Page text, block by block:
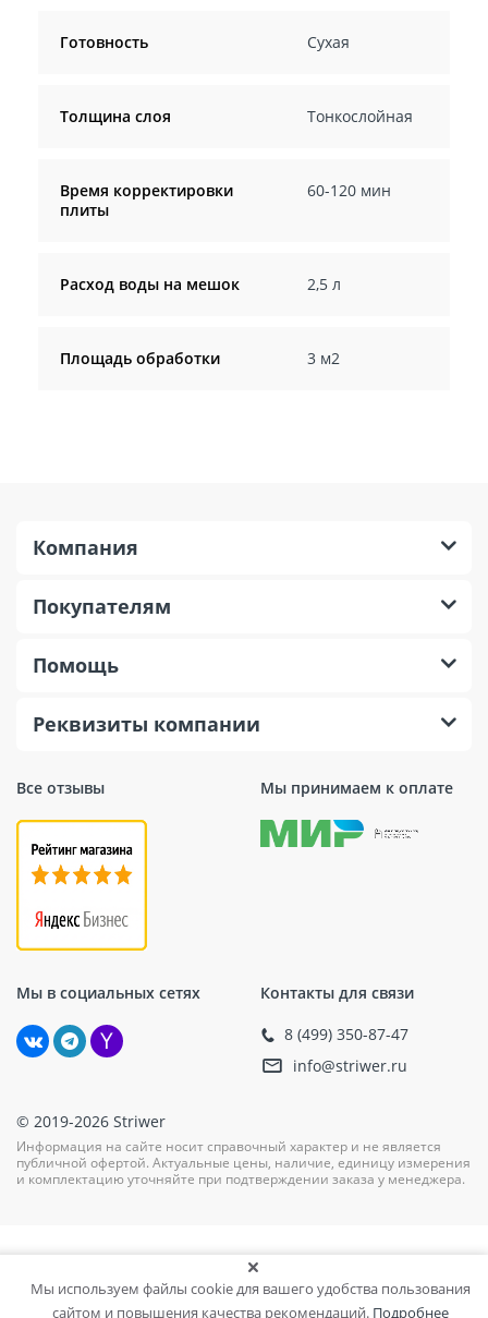
Готовность Сухая
Толщина слоя Тонкослойная
Время корректировки
плиты
60-120 мин
Расход воды на мешок 2,5 л
Площадь обработки 3 м2
Все отзывы Мы принимаем к оплате
Мы в социальных сетях Контакты для связи
8 (499) 350-87-47
info@striwer.ru
Компания
Покупателям
Помощь
Реквизиты компании
© 2019-2026 Striwer
Информация на сайте носит справочный характер и не является
публичной офертой. Актуальные цены, наличие, единицу измерения
и комплектацию уточняйте при подтверждении заказа у менеджера.
Мы используем файлы cookie для вашего удобства пользования
сайтом и повышения качества рекомендаций. Подробнее